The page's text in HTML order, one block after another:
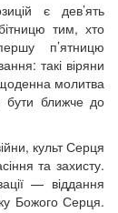
є дев’ять
тим, хто
п’ятницю
такі віряни
молитва
бути ближче до
культ Серця
та захисту.
— віддання
Божого Серця.